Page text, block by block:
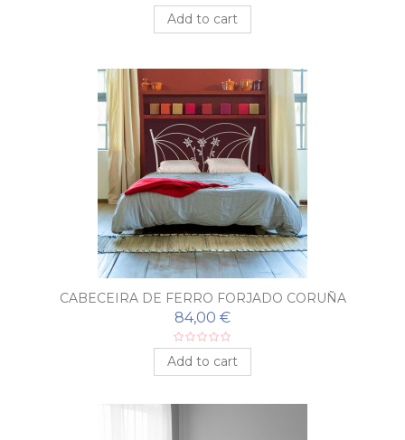
Add to cart
CABECEIRA DE FERRO FORJADO CORUÑA
84,00 €
Add to cart